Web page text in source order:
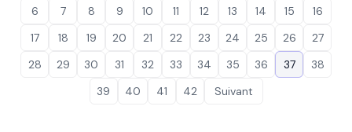
6
7 8 9 10 11 12 13 14 15
16
17
18 19 20 21 22 23 24 25 26
27
28
29 30 31 32 33 34 35 36 37
38
39
40 41 42 Suivant